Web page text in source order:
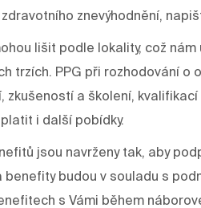
znevýhodnění,
lišit podle lokality, což
trzích. PPG při rozhodování o
zkušeností a školení,
i další pobídky.
jsou navrženy tak, aby
budou v souladu s
s Vámi během